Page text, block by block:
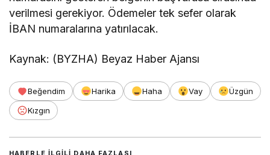
verilmesi gerekiyor. Ödemeler tek sefer olarak
İBAN numaralarına yatırılacak.
Kaynak: (BYZHA) Beyaz Haber Ajansı
Beğendim Harika Haha Vay
Üzgün
Kızgın
HABERLE ILGILI DAHA FAZLASI